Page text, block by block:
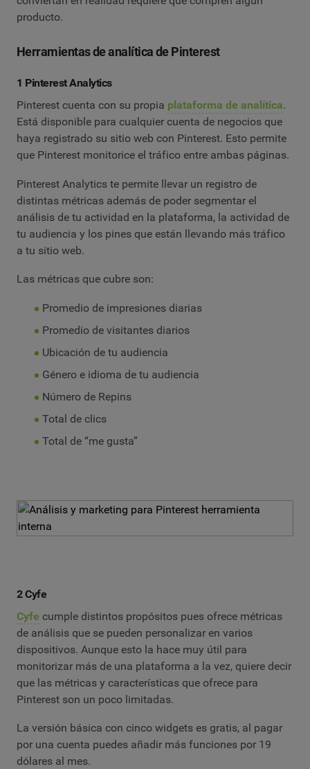
producto.
Herramientas de analítica de Pinterest
1 Pinterest Analytics
Pinterest cuenta con su propia plataforma de analítica.
Está disponible para cualquier cuenta de negocios que
haya registrado su sitio web con Pinterest. Esto permite
que Pinterest monitorice el tráfico entre ambas páginas.
Pinterest Analytics te permite llevar un registro de
distintas métricas además de poder segmentar el
análisis de tu actividad en la plataforma, la actividad de
tu audiencia y los pines que están llevando más tráfico
a tu sitio web.
Las métricas que cubre son:
Promedio de impresiones diarias
Promedio de visitantes diarios
Ubicación de tu audiencia
Género e idioma de tu audiencia
Número de Repins
Total de clics
Total de “me gusta”
2 Cyfe
Cyfe cumple distintos propósitos pues ofrece métricas
de análisis que se pueden personalizar en varios
dispositivos. Aunque esto la hace muy útil para
monitorizar más de una plataforma a la vez, quiere decir
que las métricas y características que ofrece para
Pinterest son un poco limitadas.
La versión básica con cinco widgets es gratis, al pagar
por una cuenta puedes añadir más funciones por 19
dólares al mes.